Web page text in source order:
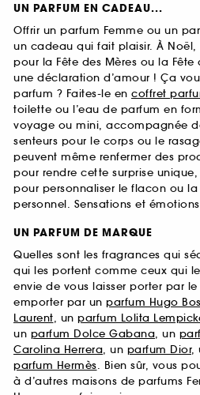
UN PARFUM EN CADEAU...
Offrir un parfum Femme ou un
un cadeau qui fait plaisir. À Noël,
pour la Fête des Mères ou la Fête
une déclaration d’amour ! Ça
parfum ? Faites-le en coffret
toilette ou l’eau de parfum en
voyage ou mini, accompagnée
senteurs pour le corps ou le
peuvent même renfermer des
pour rendre cette surprise
pour personnaliser le flacon ou
personnel. Sensations et
UN PARFUM DE MARQUE
Quelles sont les fragrances qui
qui les portent comme ceux qui
envie de vous laisser porter par
emporter par un parfum Hugo
Laurent, un parfum Lolita
un parfum Dolce Gabana, un
Carolina Herrera, un parfum Dior,
parfum Hermès. Bien sûr, vous
à d’autres maisons de parfums